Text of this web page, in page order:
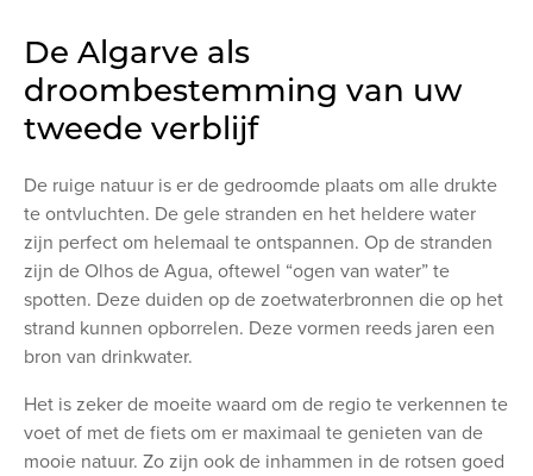
De Algarve als
droombestemming van uw
tweede verblijf
De ruige natuur is er de gedroomde plaats om alle drukte
te ontvluchten. De gele stranden en het heldere water
zijn perfect om helemaal te ontspannen. Op de stranden
zijn de Olhos de Agua, oftewel “ogen van water” te
spotten. Deze duiden op de zoetwaterbronnen die op het
strand kunnen opborrelen. Deze vormen reeds jaren een
bron van drinkwater.
Het is zeker de moeite waard om de regio te verkennen te
voet of met de fiets om er maximaal te genieten van de
mooie natuur. Zo zijn ook de inhammen in de rotsen goed